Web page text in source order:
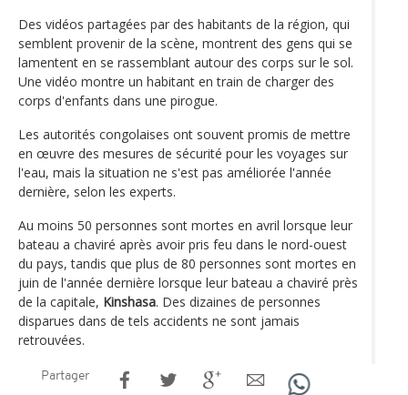
Des vidéos partagées par des habitants de la région, qui
semblent provenir de la scène, montrent des gens qui se
lamentent en se rassemblant autour des corps sur le sol.
Une vidéo montre un habitant en train de charger des
corps d'enfants dans une pirogue.
Les autorités congolaises ont souvent promis de mettre
en œuvre des mesures de sécurité pour les voyages sur
l'eau, mais la situation ne s'est pas améliorée l'année
dernière, selon les experts.
Au moins 50 personnes sont mortes en avril lorsque leur
bateau a chaviré après avoir pris feu dans le nord-ouest
du pays, tandis que plus de 80 personnes sont mortes en
juin de l'année dernière lorsque leur bateau a chaviré près
de la capitale, Kinshasa. Des dizaines de personnes
disparues dans de tels accidents ne sont jamais
retrouvées.
Partager